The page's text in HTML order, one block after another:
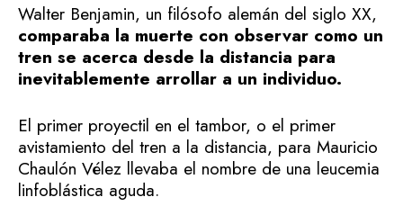
Walter Benjamin, un filósofo alemán del siglo XX,
comparaba la muerte con observar como un
tren se acerca desde la distancia para
inevitablemente arrollar a un individuo.
El primer proyectil en el tambor, o el primer
avistamiento del tren a la distancia, para Mauricio
Chaulón Vélez llevaba el nombre de una leucemia
linfoblástica aguda.